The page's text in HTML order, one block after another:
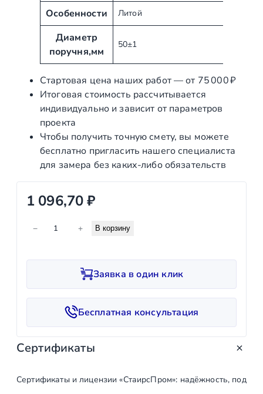
Особенности Литой
Диаметр
поручня,мм
50±1
Стартовая цена наших работ — от 75 000 ₽
Итоговая стоимость рассчитывается
индивидуально и зависит от параметров
проекта
Чтобы получить точную смету, вы можете
бесплатно пригласить нашего специалиста
для замера без каких‑либо обязательств
1 096,70₽
е
в
о
о
− + В корзину
Заявка в один клик
Бесплатная консультация
Сертификаты
Сертификаты и лицензии «СтаирсПром»: надёжность,